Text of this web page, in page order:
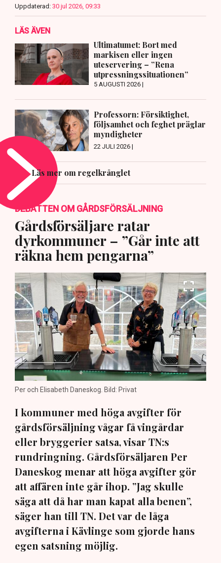
Uppdaterad: 30 jul 2026, 09:33
LÄS ÄVEN
Ultimatumet: Bort med
markisen eller ingen
uteservering – ”Rena
utpressningssituationen”
5 AUGUSTI 2026 |
Professorn: Försiktighet,
följsamhet och feghet präglar
myndigheter
22 JULI 2026 |
Läs mer om regelkrånglet
DEBATTEN OM GÅRDSFÖRSÄLJNING
Gårdsförsäljare ratar
dyrkommuner – ”Går inte att
räkna hem pengarna”
Per och Elisabeth Daneskog. Bild: Privat
I kommuner med höga avgifter för
gårdsförsäljning vågar få vingårdar
eller bryggerier satsa, visar TN:s
rundringning. Gårdsförsäljaren Per
Daneskog menar att höga avgifter gör
att affären inte går ihop. ”Jag skulle
säga att då har man kapat alla benen”,
säger han till TN. Det var de låga
avgifterna i Kävlinge som gjorde hans
egen satsning möjlig.